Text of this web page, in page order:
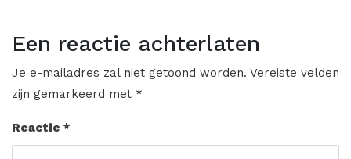
Een reactie achterlaten
Je e-mailadres zal niet getoond worden. Vereiste velden
zijn gemarkeerd met *
Reactie *